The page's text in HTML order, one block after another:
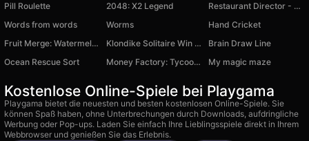
Pill Roulette
2048: X2 Legend
Restaurant Director - FastFood 3D
Words from words
Worms
Hand Cricket
Fruit Merge: Watermelon Puzzle
Klondike Solitaire Win XP
Brain Draw Line
Ocean Rescue Sort
Money Factory: Tycoon Idle Game My magic maze
Kostenlose Online-Spiele bei Playgama
Playgama bietet die neuesten und besten kostenlosen Online-Spiele. Sie
können Spaß haben, ohne Unterbrechungen durch Downloads, aufdringliche
Werbung oder Pop-ups. Laden Sie einfach Ihre Lieblingsspiele direkt in Ihrem
Webbrowser und genießen Sie das Erlebnis.